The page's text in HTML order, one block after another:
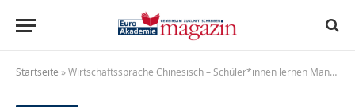
Startseite »Wirtschaftssprache Chinesisch – Schüler*innen lernen Mandarin